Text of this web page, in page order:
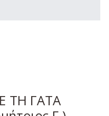
ΤΗ ΓΑΤΑ